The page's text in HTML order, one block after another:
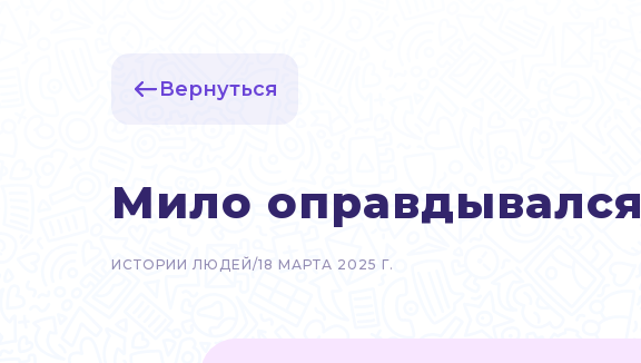
Вернуться
Мило оправдывался
ИСТОРИИ ЛЮДЕЙ/18 МАРТА 2025 Г.